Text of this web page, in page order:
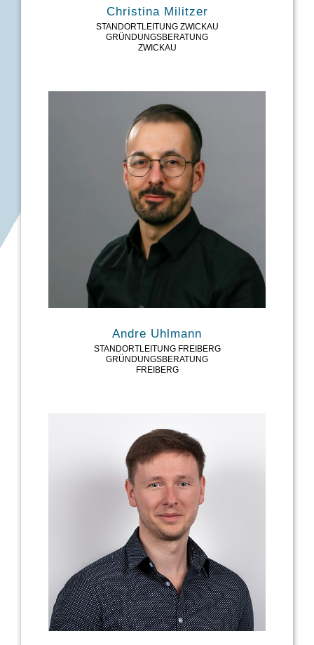
Christina Militzer
STANDORTLEITUNG ZWICKAU
GRÜNDUNGSBERATUNG
ZWICKAU
Andre Uhlmann
STANDORTLEITUNG FREIBERG
GRÜNDUNGSBERATUNG
FREIBERG